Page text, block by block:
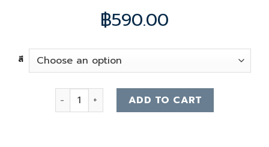
฿590.00
สี
Lv diane Bag Organizer quantity
ADD TO CART